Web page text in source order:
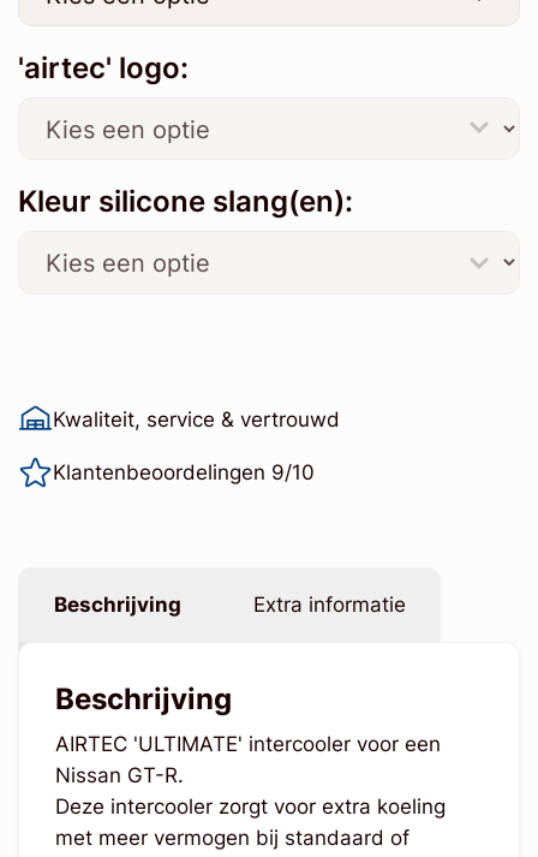
'airtec' logo:
Kleur silicone slang(en):
Kwaliteit, service & vertrouwd
Klantenbeoordelingen 9/10
Beschrijving Extra informatie
Beschrijving
AIRTEC 'ULTIMATE' intercooler voor een
Nissan GT-R.
Deze intercooler zorgt voor extra koeling
met meer vermogen bij standaard of